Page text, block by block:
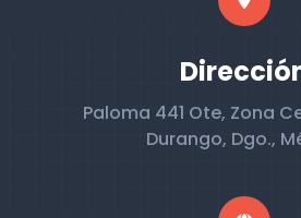
Paloma 441 Ote, Zona
Durango, Dgo.,